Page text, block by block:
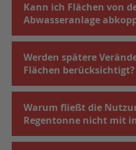
Kann ich Flächen von
Abwasseranlage
Werden spätere
Flächen berücksichtigt?
Warum fließt die
Regentonne nicht mit